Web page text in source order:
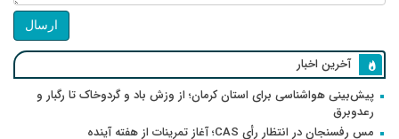
ارسال
آخرین اخبار
پیش‌بینی هواشناسی برای استان کرمان؛ از وزش باد و گردوخاک تا رگبار و
رعدوبرق
مس رفسنجان در انتظار رأی CAS؛ آغاز تمرینات از هفته آینده